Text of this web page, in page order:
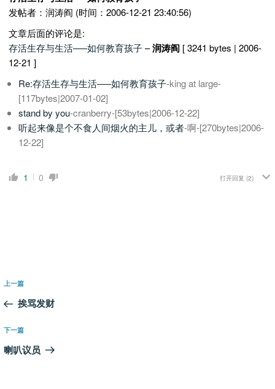
发帖者：润涛阎 (时间：2006-12-21 23:40:56)
文章后面的评论是:
存活生存与生活—–如何教育孩子–润涛阎 [ 3241 bytes | 2006-
12-21 ]
Re:存活生存与生活—–如何教育孩子-king at large-
[117bytes|2007-01-02]
stand by you-cranberry-[53bytes|2006-12-22]
听起来像是个不食人间烟火的主儿，或者-啊-[270bytes|2006-
12-22]
1 0 打开回复 (2)
文
导
航
上
一
文
章
上一篇
挨骂发财
下
一
下一篇
喇叭议员